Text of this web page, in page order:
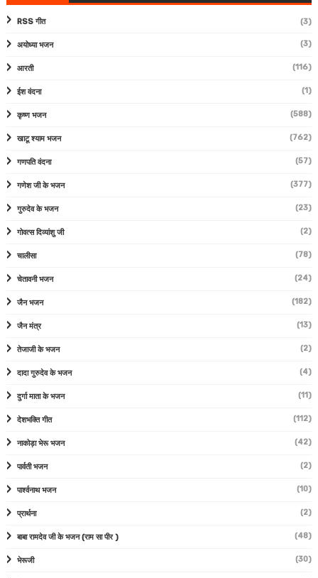
RSS गीत (3)
अयोध्या भजन (3)
आरती (116)
ईश वंदना (1)
कृष्ण भजन (588)
खाटू श्याम भजन (762)
गणपति वंदना (57)
गणेश जी के भजन (377)
गुरुदेव के भजन (23)
गोवत्स दिव्यांशु जी (2)
चालीसा (78)
चेतावनी भजन (24)
जैन भजन (182)
जैन मंत्र (13)
तेजाजी के भजन (2)
दादा गुरुदेव के भजन (4)
दुर्गा माता के भजन (11)
देशभक्ति गीत (112)
नाकोड़ा भेरू भजन (42)
पार्वती भजन (2)
पार्श्वनाथ भजन (10)
प्रार्थना (2)
बाबा रामदेव जी के भजन (राम सा पीर ) (48)
भेरूजी (30)